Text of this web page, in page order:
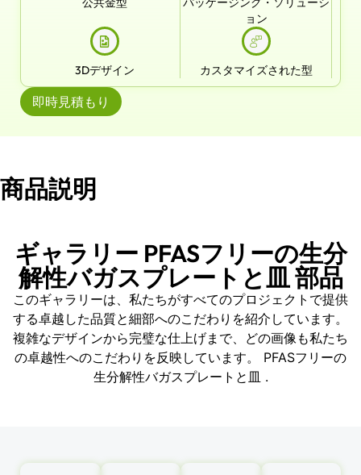
ョン
3Dデザイン カスタマイズされた型
即時見積もり
商品説明
ギャラリー PFASフリーの生分
解性バガスプレートと皿 部品
このギャラリーは、私たちがすべてのプロジェクトで提供
する卓越した品質と細部へのこだわりを紹介しています。
複雑なデザインから完璧な仕上げまで、どの画像も私たち
の卓越性へのこだわりを反映しています。 PFASフリーの
生分解性バガスプレートと皿 .